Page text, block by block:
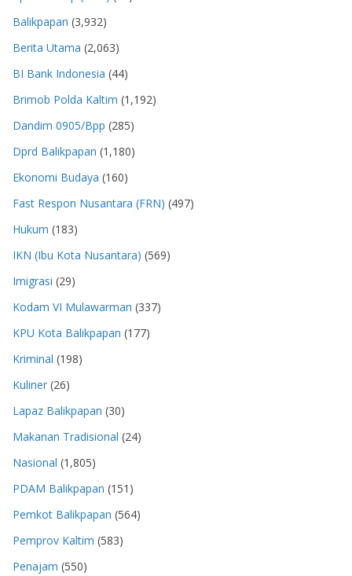
Balikpapan (3,932)
Berita Utama (2,063)
BI Bank Indonesia (44)
Brimob Polda Kaltim (1,192)
Dandim 0905/Bpp (285)
Dprd Balikpapan (1,180)
Ekonomi Budaya (160)
Fast Respon Nusantara (FRN) (497)
Hukum (183)
IKN (Ibu Kota Nusantara) (569)
Imigrasi (29)
Kodam VI Mulawarman (337)
KPU Kota Balikpapan (177)
Kriminal (198)
Kuliner (26)
Lapaz Balikpapan (30)
Makanan Tradisional (24)
Nasional (1,805)
PDAM Balikpapan (151)
Pemkot Balikpapan (564)
Pemprov Kaltim (583)
Penajam (550)